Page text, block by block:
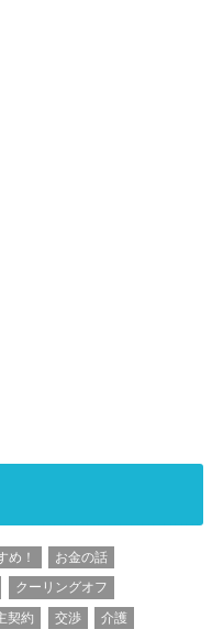
め！
お金の話
クーリングオフ
契約 交渉
介護